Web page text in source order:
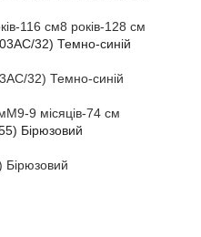
116 см8 років-128 см
32) Темно-синій
M9-9 місяців-74 см